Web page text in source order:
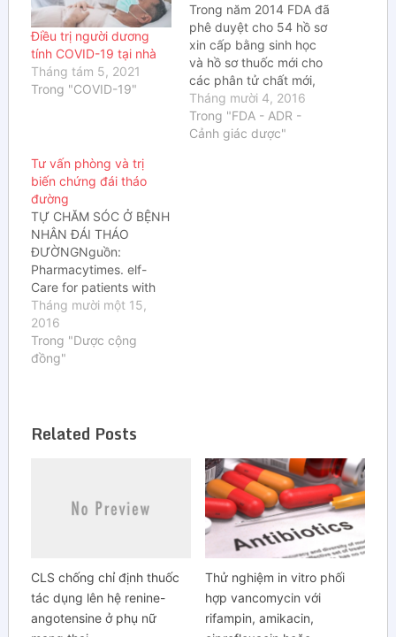
Điều trị người dương
tính COVID-19 tại nhà
Tháng tám 5, 2021
Trong "COVID-19"
Trong năm 2014 FDA đã
phê duyệt cho 54 hồ sơ
xin cấp bằng sinh học
và hồ sơ thuốc mới cho
các phân tử chất mới,
vaccin và các sản phẩm
có nguồn gốc từ máu.
Vào giữa tháng 12, bà
Tháng mười 4, 2016
Trong "FDA - ADR -
Cảnh giác dược"
Tư vấn phòng và trị
biến chứng đái tháo
đường
TỰ CHĂM SÓC Ở BỆNH
NHÂN ĐÁI THÁO
ĐƯỜNGNguồn:
Pharmacytimes. elf-
Care for patients with
diabetes. Người dịch:
DS. Nguyễn Phương
DungCase 1: Khi bệnh
nhân tiểu đường bị cảm
xin tư vấn tại nhà thuốc.
Tháng mười một 15,
2016
Trong "Dược cộng
đồng"
Related Posts
CLS chống chỉ định thuốc
tác dụng lên hệ renine-
angotensine ở phụ nữ
Thử nghiệm in vitro phối
hợp vancomycin với
rifampin, amikacin,